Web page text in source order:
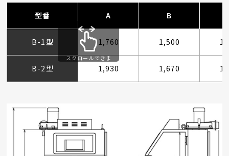
型番 A B
B-1型 1,760 1,500
B-2型 1,930 1,670
スクロールできま